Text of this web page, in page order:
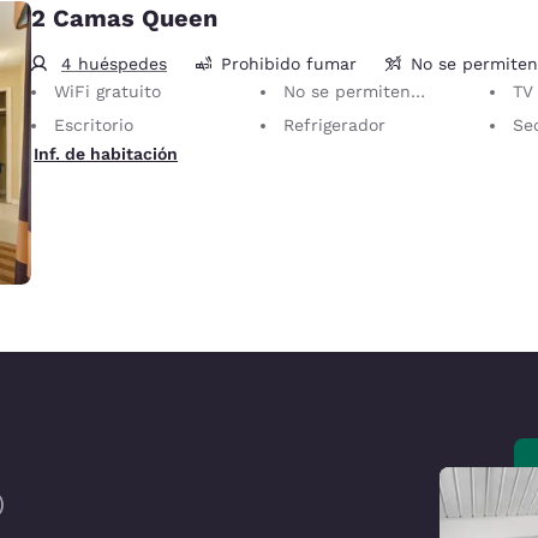
2 Camas Queen
4 huéspedes Prohibido fumar
No se
WiFi gratuito
No se permiten mascotas Solo se permiten animales de servicio, sin cargo.
TV
Escritorio
Refrigerador
Inf. de habitación